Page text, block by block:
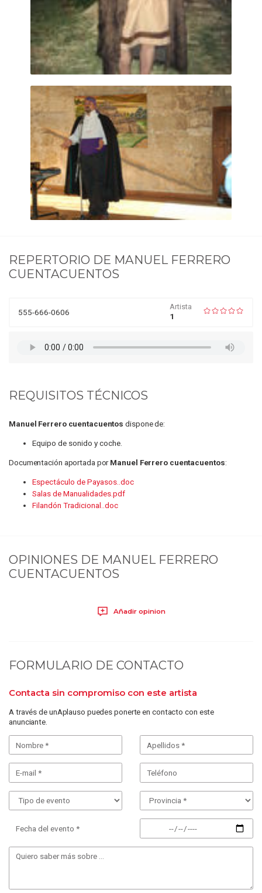
REPERTORIO DE MANUEL FERRERO
CUENTACUENTOS
555-666-0606
Artista
1
REQUISITOS TÉCNICOS
Manuel Ferrero cuentacuentos dispone de:
Equipo de sonido y coche.
Documentación aportada porManuel Ferrero cuentacuentos:
Espectáculo de Payasos..doc
Salas de Manualidades.pdf
Filandón Tradicional..doc
OPINIONES DE MANUEL FERRERO
CUENTACUENTOS
Añadir opinion
FORMULARIO DE CONTACTO
Contacta sin compromiso con este artista
A través de unAplauso puedes ponerte en contacto con este
anunciante.
Fecha del evento *